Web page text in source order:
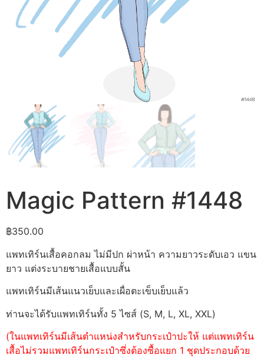
Magic Pattern #1448
฿350.00
แพทเทิร์นเสื้อคอกลม ไม่มีปก ผ่าหน้า ความยาวระดับเอว แขน
ยาว แต่งระบายชายเสื้อแบบสั้น
แพทเทิร์นมีเส้นแนวเย็บและเผื่อตะเข็บเย็บแล้ว
ท่านจะได้รับแพทเทิร์นทั้ง 5 ไซส์ (S, M, L, XL, XXL)
(ในแพทเทิร์นมีเส้นตำแหน่งสำหรับกระเป๋าปะให้ แต่แพทเทิร์น
เสื้อไม่รวมแพทเทิร์นกระเป๋าซึ่งต้องซื้อแยก 1 ชุดประกอบด้วย